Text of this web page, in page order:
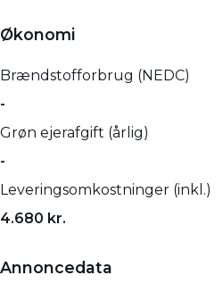
Økonomi
Brændstofforbrug (NEDC)
-
Grøn ejerafgift (årlig)
-
Leveringsomkostninger (inkl.)
4.680 kr.
Annoncedata